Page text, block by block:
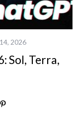
2026
Sol, Terra,